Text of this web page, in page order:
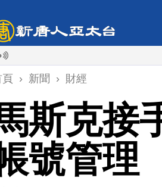
› 新聞 › 財經
斯克接
號管理